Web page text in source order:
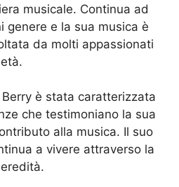
musicale. Continua ad
genere e la sua musica è
da molti appassionati
è stata caratterizzata
che testimoniano la sua
alla musica. Il suo
a vivere attraverso la